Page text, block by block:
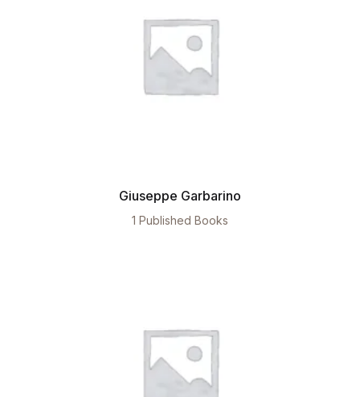
Giuseppe Garbarino
1 Published Books